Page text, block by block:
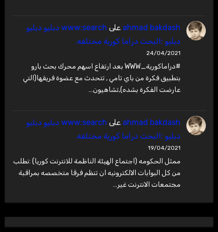
ahmad bakdash على
www:search دبليو دبليو
دبليو :البحث دراما كورية مختلفه.
24/04/2021
#دراماكورية_WWW بعد ارتفاع اسهم محرك بحث بارو
بتطبيق فكرة من باي تامي , تتحدث مع عضوة فريقها(التي
عارضت الفكرة بشده),تشاهيون…
ahmad bakdash على
www:search دبليو دبليو
دبليو :البحث دراما كورية مختلفه.
19/04/2021
ممثل الحكومه (اجتماع الهيئة الناظمة للانترنت كوريا) :نطلب
من كل البوابات الالكترونيه ان تنظم فرقا متخصصه بمراقبة
مجتمعات الانترنت غير…